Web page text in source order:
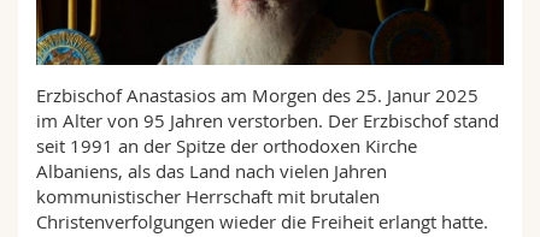
Math.-Nat. und Med. Fak.
Mitarbeitende
Webmail
Vorlesungsverzeichnis
MyUnifr
Erzbischof Anastasios am Morgen des 25. Janur 2025
im Alter von 95 Jahren verstorben. Der Erzbischof stand
seit 1991 an der Spitze der orthodoxen Kirche
Albaniens, als das Land nach vielen Jahren
kommunistischer Herrschaft mit brutalen
Christenverfolgungen wieder die Freiheit erlangt hatte.